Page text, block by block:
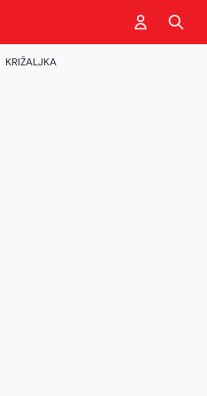
KRIŽALJKA